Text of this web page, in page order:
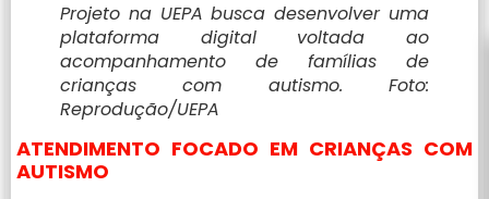
Projeto na UEPA busca desenvolver uma
plataforma digital voltada ao
acompanhamento de famílias de
crianças com autismo. Foto:
Reprodução/UEPA
ATENDIMENTO FOCADO EM CRIANÇAS COM
AUTISMO